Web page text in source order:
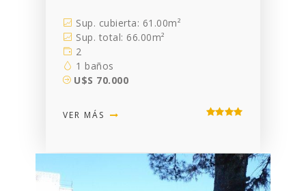
Sup. cubierta: 61.00m²
Sup. total: 66.00m²
2
1 baños
U$S 70.000
VER MÁS